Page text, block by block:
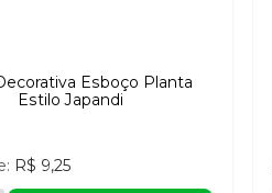
Esboço Planta
Estilo Japandi
R$ 9,25